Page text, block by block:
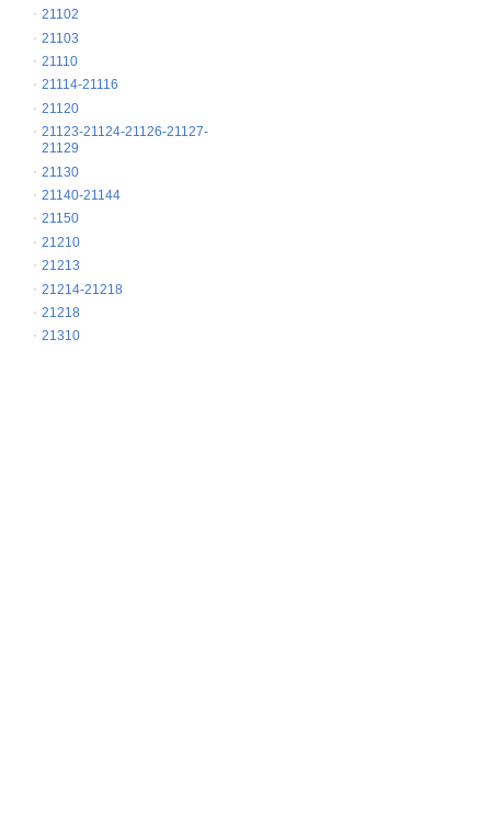
21102
21103
21110
21114-21116
21120
21123-21124-21126-21127-
21129
21130
21140-21144
21150
21210
21213
21214-21218
21218
21310